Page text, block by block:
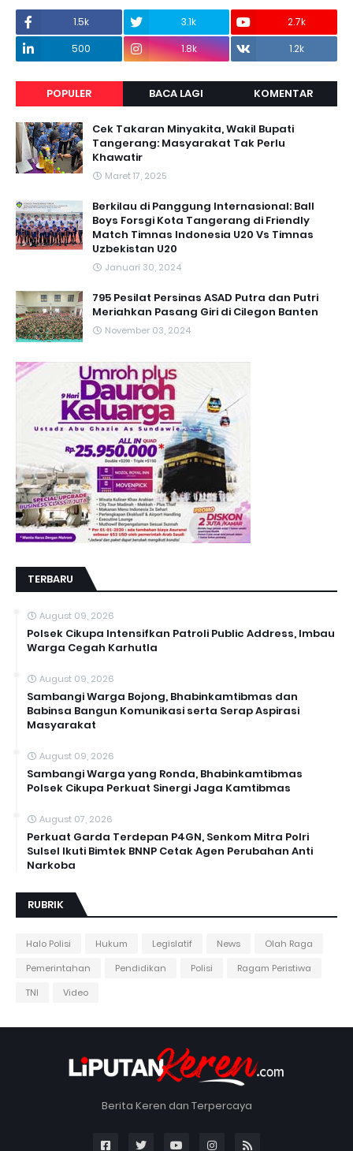
1.5k 3.1k
2.7k
500
1.8k 1.2k
POPULER BACA LAGI KOMENTAR
Cek Takaran Minyakita, Wakil Bupati
Tangerang: Masyarakat Tak Perlu
Khawatir
Maret 17, 2025
Berkilau di Panggung Internasional: Ball
Boys Forsgi Kota Tangerang di Friendly
Match Timnas Indonesia U20 Vs Timnas
Uzbekistan U20
Januari 30, 2024
795 Pesilat Persinas ASAD Putra dan Putri
Meriahkan Pasang Giri di Cilegon Banten
November 03, 2024
TERBARU
August 09, 2026
Polsek Cikupa Intensifkan Patroli Public Address, Imbau
Warga Cegah Karhutla
August 09, 2026
Sambangi Warga Bojong, Bhabinkamtibmas dan
Babinsa Bangun Komunikasi serta Serap Aspirasi
Masyarakat
August 09, 2026
Sambangi Warga yang Ronda, Bhabinkamtibmas
Polsek Cikupa Perkuat Sinergi Jaga Kamtibmas
August 07, 2026
Perkuat Garda Terdepan P4GN, Senkom Mitra Polri
Sulsel Ikuti Bimtek BNNP Cetak Agen Perubahan Anti
Narkoba
RUBRIK
Halo Polisi Hukum Legislatif News
Olah Raga
Pemerintahan
Pendidikan Polisi
Ragam Peristiwa
TNI
Video
Berita Keren dan Terpercaya